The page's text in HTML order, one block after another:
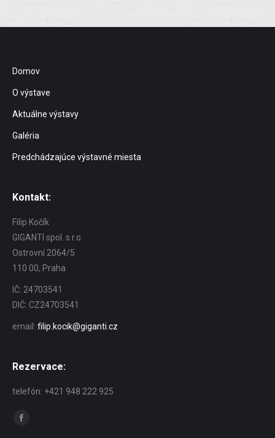
Domov
O výstave
Aktuálne výstavy
Galéria
Predchádzajúce výstavné miesta
Kontakt:
Filip Kočík
GIGANTI spol. s r.o.
Ostrovní 2064/5
110 00, Praha
IČ: 24703541
DIČ: CZ24703541
email: filip.kocik@giganti.cz
Rezervace:
telefón: +421 948 222 925
Find us on:
Facebook